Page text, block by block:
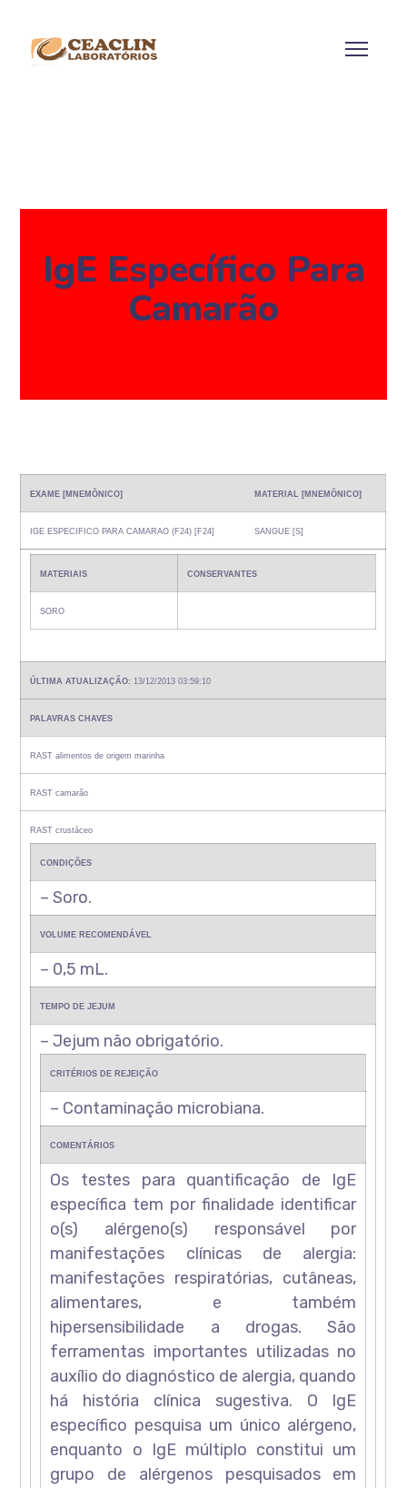
IgE Específico Para
Camarão
EXAME [MNEMÔNICO] MATERIAL [MNEMÔNICO]
IGE ESPECIFICO PARA CAMARAO (F24) [F24] SANGUE [S]
MATERIAIS CONSERVANTES
SORO
ÚLTIMA ATUALIZAÇÃO: 13/12/2013 03:59:10
PALAVRAS CHAVES
RAST alimentos de origem marinha
RAST camarão
RAST crustáceo
CONDIÇÕES
– Soro.
VOLUME RECOMENDÁVEL
– 0,5 mL.
TEMPO DE JEJUM
– Jejum não obrigatório.
CRITÉRIOS DE REJEIÇÃO
– Contaminação microbiana.
COMENTÁRIOS
Os testes para quantificação de IgE
específica tem por finalidade identificar
o(s) alérgeno(s) responsável por
manifestações clínicas de alergia:
manifestações respiratórias, cutâneas,
alimentares, e também
hipersensibilidade a drogas. São
ferramentas importantes utilizadas no
auxílio do diagnóstico de alergia, quando
há história clínica sugestiva. O IgE
específico pesquisa um único alérgeno,
enquanto o IgE múltiplo constitui um
grupo de alérgenos pesquisados em